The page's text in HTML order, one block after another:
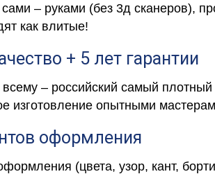
– руками (без 3д сканеров),
как влитые!
+ 5 лет гарантии
всему – российский самый
изготовление опытными
оформления
(цвета, узор, кант,